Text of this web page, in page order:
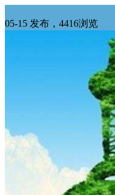
05-15 发布，4416浏览